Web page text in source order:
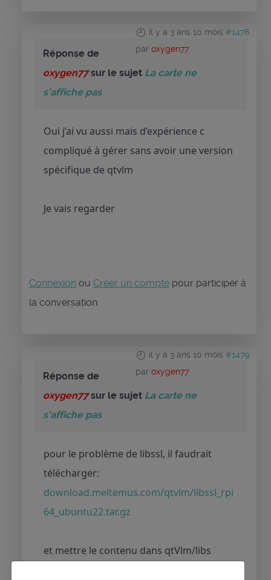
il y a 3 ans 10 mois #1478
par oxygen77
Réponse de
oxygen77sur le sujet La carte ne
s'affiche pas
Oui j’ai vu aussi mais d’expérience c
compliqué à gérer sans avoir une version
spécifique de qtvlm
Je vais regarder
Connexion ou Créer un compte pour participer à
la conversation.
il y a 3 ans 10 mois #1479
par oxygen77
Réponse de
oxygen77sur le sujet La carte ne
s'affiche pas
pour le problème de libssl, il faudrait
télécharger:
download.meltemus.com/qtvlm/libssl_rpi
64_ubuntu22.tar.gz
et mettre le contenu dans qtVlm/libs